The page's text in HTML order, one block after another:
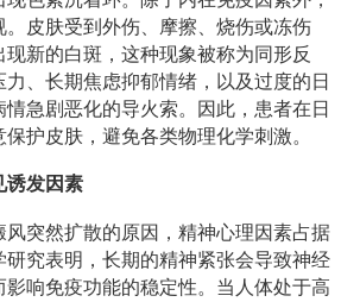
皮肤受到外伤、摩擦、烧伤或冻伤
新的白斑，这种现象被称为同形反
、长期焦虑抑郁情绪，以及过度的日
急剧恶化的导火索。因此，患者在日
护皮肤，避免各类物理化学刺激。
诱发因素
风突然扩散的原因，精神心理因素占据
究表明，长期的精神紧张会导致神经
响免疫功能的稳定性。当人体处于高